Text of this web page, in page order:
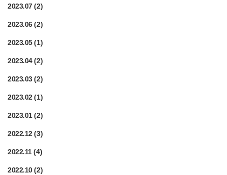
2023.07(2)
2023.06(2)
2023.05(1)
2023.04(2)
2023.03(2)
2023.02(1)
2023.01(2)
2022.12(3)
2022.11(4)
2022.10(2)